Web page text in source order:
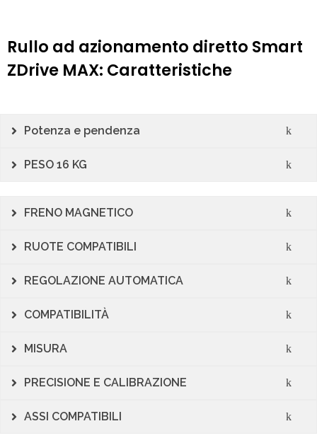
Rullo ad azionamento diretto Smart
ZDrive MAX: Caratteristiche
Potenza e pendenza
PESO 16 KG
FRENO MAGNETICO
RUOTE COMPATIBILI
REGOLAZIONE AUTOMATICA
COMPATIBILITÀ
MISURA
PRECISIONE E CALIBRAZIONE
ASSI COMPATIBILI